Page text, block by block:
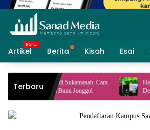
Artikel Berita Kisah Esai
Terbaru
di Sukamanah: Cara
Bumi Jonggol
Haul Gus Dur ke-16
Demokrasi